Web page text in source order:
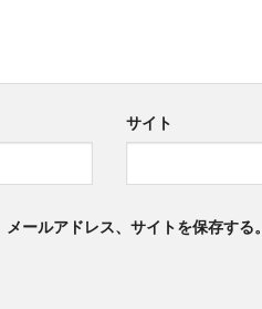
サイト
ールアドレス、サイトを保存する。